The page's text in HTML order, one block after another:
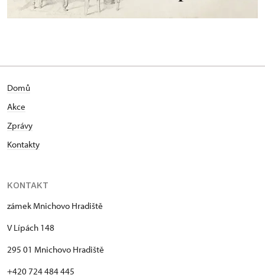
Domů
Akce
Zprávy
Kontakty
KONTAKT
zámek Mnichovo Hradiště
V Lípách 148
295 01 Mnichovo Hradiště
+420 724 484 445